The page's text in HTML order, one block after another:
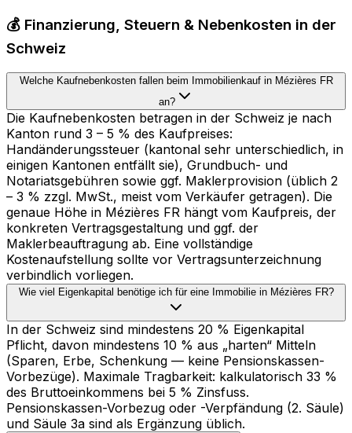
💰 Finanzierung, Steuern & Nebenkosten in der
Schweiz
Welche Kaufnebenkosten fallen beim Immobilienkauf in Mézières FR
an?
Die Kaufnebenkosten betragen in der Schweiz je nach
Kanton rund 3 – 5 % des Kaufpreises:
Handänderungssteuer (kantonal sehr unterschiedlich, in
einigen Kantonen entfällt sie), Grundbuch- und
Notariatsgebühren sowie ggf. Maklerprovision (üblich 2
– 3 % zzgl. MwSt., meist vom Verkäufer getragen). Die
genaue Höhe in Mézières FR hängt vom Kaufpreis, der
konkreten Vertragsgestaltung und ggf. der
Maklerbeauftragung ab. Eine vollständige
Kostenaufstellung sollte vor Vertragsunterzeichnung
verbindlich vorliegen.
Wie viel Eigenkapital benötige ich für eine Immobilie in Mézières FR?
In der Schweiz sind mindestens 20 % Eigenkapital
Pflicht, davon mindestens 10 % aus „harten“ Mitteln
(Sparen, Erbe, Schenkung — keine Pensionskassen-
Vorbezüge). Maximale Tragbarkeit: kalkulatorisch 33 %
des Bruttoeinkommens bei 5 % Zinsfuss.
Pensionskassen-Vorbezug oder -Verpfändung (2. Säule)
und Säule 3a sind als Ergänzung üblich.